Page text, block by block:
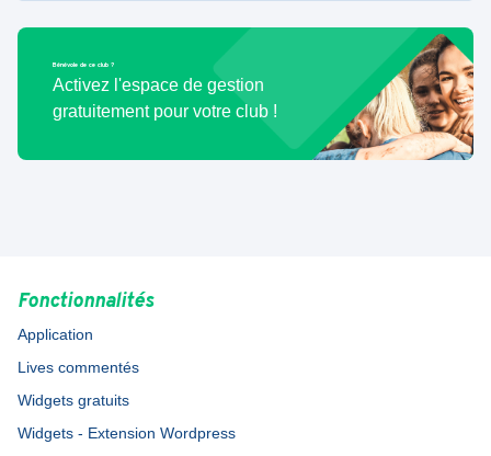
Bénévole de ce club ?
Activez l'espace de gestion
gratuitement pour votre club !
Fonctionnalités
Application
Lives commentés
Widgets gratuits
Widgets - Extension Wordpress